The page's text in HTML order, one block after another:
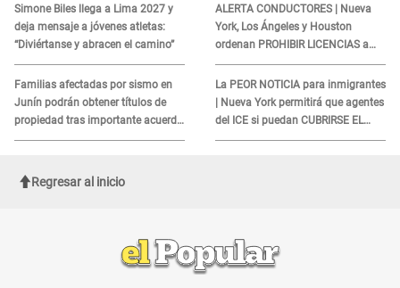
Simone Biles llega a Lima 2027 y
deja mensaje a jóvenes atletas:
“Diviértanse y abracen el camino”
Familias afectadas por sismo en
Junín podrán obtener títulos de
propiedad tras importante acuerdo
de Cofopri
ALERTA CONDUCTORES | Nueva
York, Los Ángeles y Houston
ordenan PROHIBIR LICENCIAS a
quienes no presenten ESTE
DOCUMENTO
La PEOR NOTICIA para inmigrantes
| Nueva York permitirá que agentes
del ICE si puedan CUBRIRSE EL
ROSTRO
Regresar al inicio